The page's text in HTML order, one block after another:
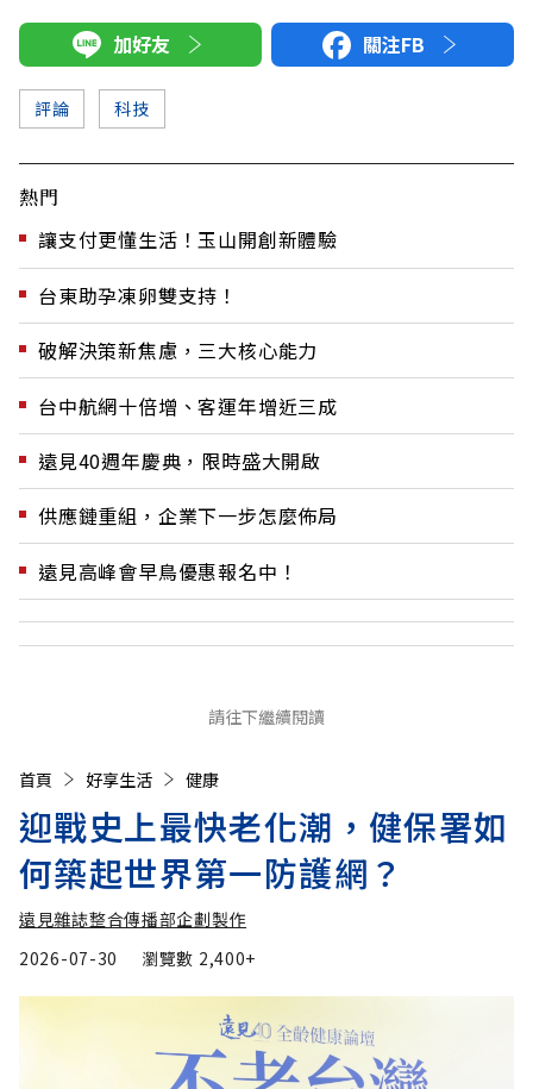
加好友 關注FB
評論 科技
熱門
讓支付更懂生活！玉山開創新體驗
台東助孕凍卵雙支持！
破解決策新焦慮，三大核心能力
台中航網十倍增、客運年增近三成
遠見40週年慶典，限時盛大開啟
供應鏈重組，企業下一步怎麼佈局
遠見高峰會早鳥優惠報名中！
請往下繼續閱讀
首頁 好享生活 健康
迎戰史上最快老化潮，健保署如
何築起世界第一防護網？
遠見雜誌整合傳播部企劃製作
2026-07-30
瀏覽數 2,400+